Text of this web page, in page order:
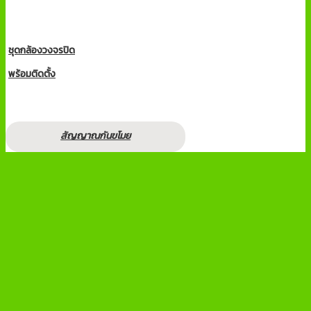
ชุดกล้องวงจรปิด
พร้อมติดตั้ง
สัญญาณกันขโมย